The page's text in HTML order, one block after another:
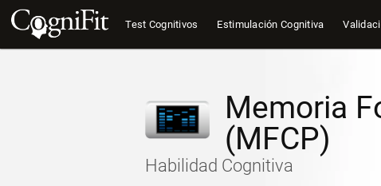
Test Cognitivos Estimulación Cognitiva
Memoria
(MFCP)
Habilidad Cognitiva